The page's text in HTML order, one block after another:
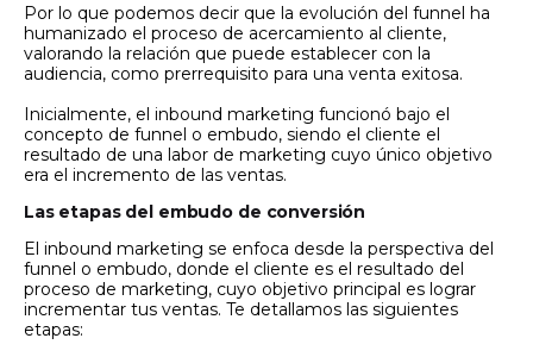
Por lo que podemos decir que la evolución del funnel ha
humanizado el proceso de acercamiento al cliente,
valorando la relación que puede establecer con la
audiencia, como prerrequisito para una venta exitosa.
Inicialmente, el inbound marketing funcionó bajo el
concepto de funnel o embudo, siendo el cliente el
resultado de una labor de marketing cuyo único objetivo
era el incremento de las ventas.
Las etapas del embudo de conversión
El inbound marketing se enfoca desde la perspectiva del
funnel o embudo, donde el cliente es el resultado del
proceso de marketing, cuyo objetivo principal es lograr
incrementar tus ventas. Te detallamos las siguientes
etapas: